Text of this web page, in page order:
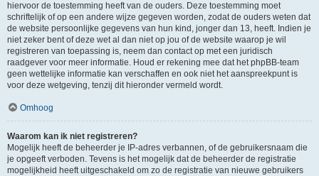
hiervoor de toestemming heeft van de ouders. Deze toestemming moet
schriftelijk of op een andere wijze gegeven worden, zodat de ouders weten dat
de website persoonlijke gegevens van hun kind, jonger dan 13, heeft. Indien je
niet zeker bent of deze wet al dan niet op jou of de website waarop je wil
registreren van toepassing is, neem dan contact op met een juridisch
raadgever voor meer informatie. Houd er rekening mee dat het phpBB-team
geen wettelijke informatie kan verschaffen en ook niet het aanspreekpunt is
voor deze wetgeving, tenzij dit hieronder vermeld wordt.
Omhoog
Waarom kan ik niet registreren?
Mogelijk heeft de beheerder je IP-adres verbannen, of de gebruikersnaam die
je opgeeft verboden. Tevens is het mogelijk dat de beheerder de registratie
mogelijkheid heeft uitgeschakeld om zo de registratie van nieuwe gebruikers